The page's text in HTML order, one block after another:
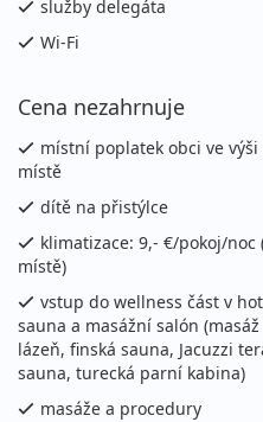
neděle - neděle
10.09. - 13.09.2026
čtvrtek - neděle
cena za 4
13.09. - 20.09.2026
neděle - neděle
služby delegáta
Wi-Fi
Cena nezahrnuje
místní poplatek obci ve
místě
dítě na přistýlce
klimatizace: 9,- €/pokoj/
místě)
vstup do wellness část v
sauna a masážní salón
lázeň, finská sauna, Jacuzzi
sauna, turecká parní kabina)
masáže a procedury